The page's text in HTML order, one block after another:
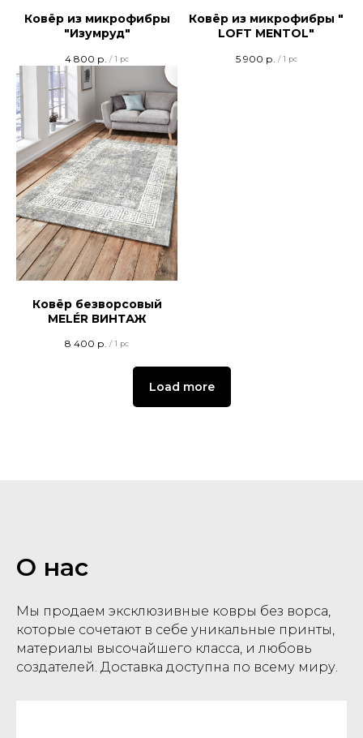
Ковёр из микрофибры
"Изумруд"
4 800 р. / 1 pc
Ковёр из микрофибры "
LOFT MENTOL"
5 900 р. / 1 pc
Ковёр безворсовый
MELÉR ВИНТАЖ
8 400 р. / 1 pc
Load more
О нас
Мы продаем эксклюзивные ковры без ворса,
которые сочетают в себе уникальные принты,
материалы высочайшего класса, и любовь
создателей. Доставка доступна по всему миру.